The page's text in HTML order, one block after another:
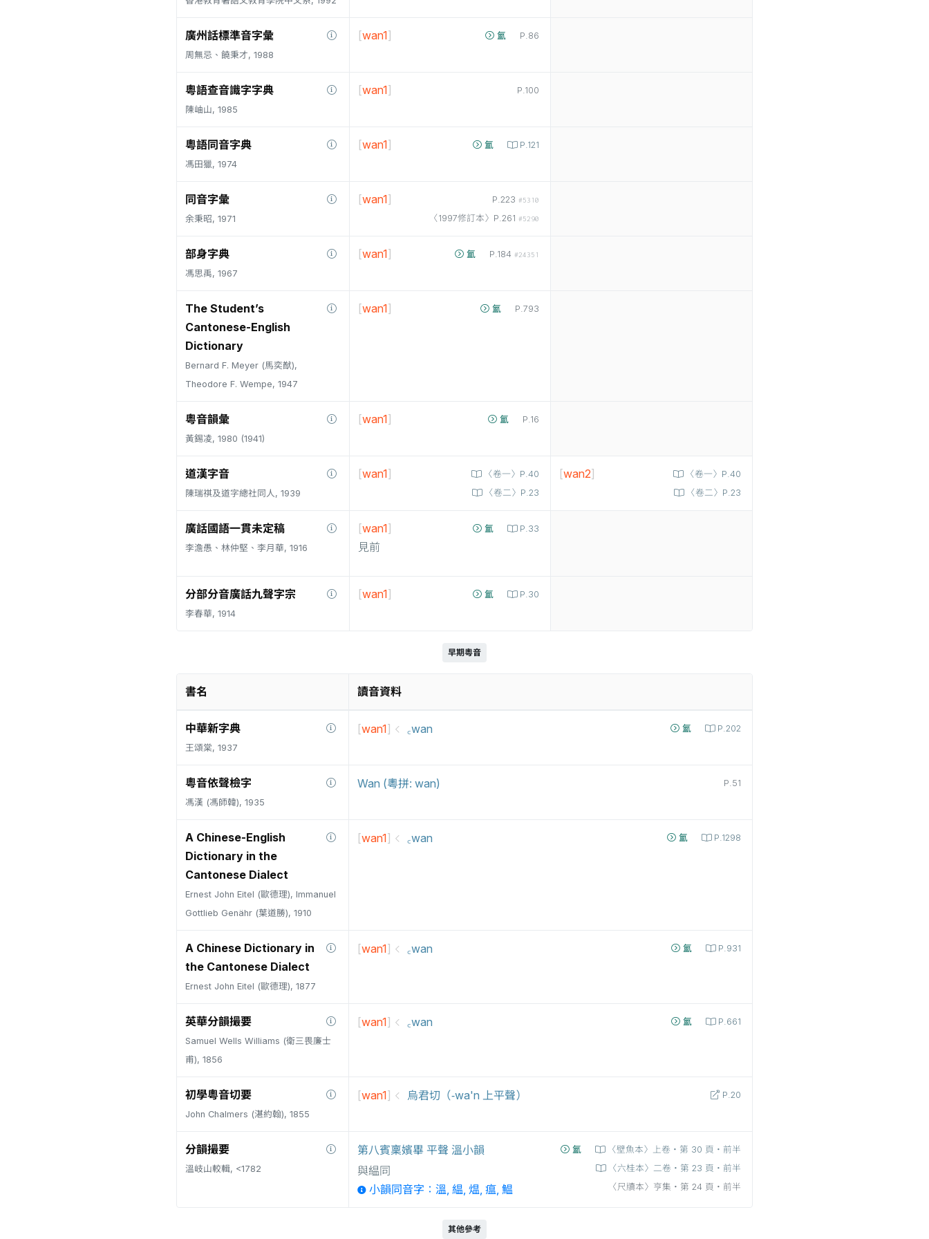
廣州話標準音字彙
周無忌、饒秉才, 1988
氳 P.86
[wan1]
粵語查音識字字典
陳岫山, 1985
P.100
[wan1]
粵語同音字典
馮田獵, 1974
氳 P.121
[wan1]
同音字彙
余秉昭, 1971
P.223 #5310
〈1997修訂本〉P.261 #5290
[wan1]
部身字典
馮思禹, 1967
氳 P.184 #24351
[wan1]
The Student’s
Cantonese-English
Dictionary
Bernard F. Meyer (馬奕猷),
Theodore F. Wempe, 1947
氳 P.793
[wan1]
粵音韻彙
黃錫凌, 1980 (1941)
氳 P.16
[wan1]
道漢字音
陳瑞祺及道字總社同人, 1939
〈卷一〉P.40
〈卷二〉P.23
[wan1]
〈卷一〉P.40
〈卷二〉P.23
[wan2]
廣話國語一貫未定稿
李澹愚、林仲堅、李月華, 1916
氳 P.33
[wan1]
見前
分部分音廣話九聲字宗
李春華, 1914
氳 P.30
[wan1]
早期粵音
書名 讀音資料
中華新字典
王頌棠, 1937
氳 P.202
[wan1] ꜀wan
粵音依聲檢字
馮漢 (馮師韓), 1935
P.51
Wan (粵拼: wan)
A Chinese-English
Dictionary in the
Cantonese Dialect
Ernest John Eitel (歐德理), Immanuel
Gottlieb Genähr (葉道勝), 1910
氳 P.1298
[wan1] ꜀wan
A Chinese Dictionary in
the Cantonese Dialect
Ernest John Eitel (歐德理), 1877
氳 P.931
[wan1] ꜀wan
英華分韻撮要
Samuel Wells Williams (衛三畏廉士
甫), 1856
氳 P.661
[wan1] ꜀wan
初學粵音切要
John Chalmers (湛約翰), 1855
P.20
[wan1] 烏君切（-wa'n 上平聲）
分韻撮要
溫岐山較輯, <1782
氳
〈壁魚本〉上卷‧第 30 頁‧前半
〈六桂本〉二卷‧第 23 頁‧前半
〈尺牘本〉亨集‧第 24 頁‧前半
第八賓稟嬪畢 平聲 溫小韻
與緼同
小韻同音字：溫, 緼, 煴, 瘟, 鰛
其他參考